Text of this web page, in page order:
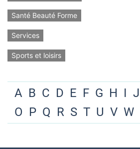
Santé Beauté Forme
Services
Sports et loisirs
A B C D E F G H I J
O P Q R S T U V W